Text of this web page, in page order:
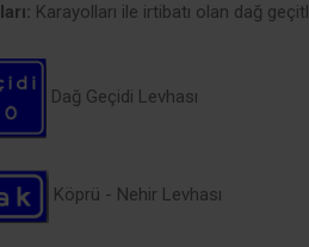
Karayolları ile irtibatı olan dağ
Dağ Geçidi Levhası
Köprü - Nehir Levhası